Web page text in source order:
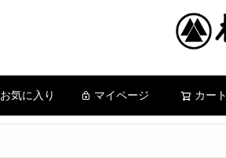
お気に入り マイページ カート